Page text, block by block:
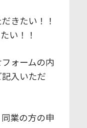
きたい！！
い！！
ォームの内
入いただ
業の方の申